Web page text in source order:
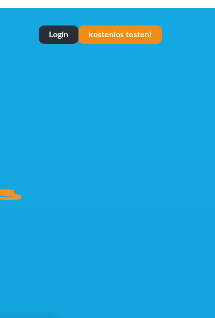
Login kostenlos testen!